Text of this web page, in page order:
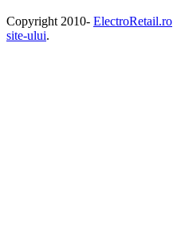
Copyright 2010- ElectroRetail.ro
site-ului.